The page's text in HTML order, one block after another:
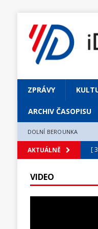
ZPRÁVY
ARCHIV ČASOPISU
DOLNÍ BEROUNKA
AKTUÁLNĚ [
[
VIDEO